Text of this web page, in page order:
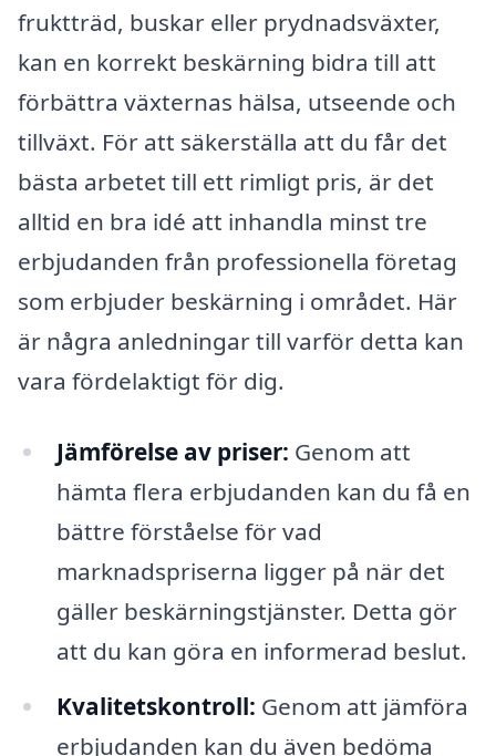
fruktträd, buskar eller prydnadsväxter,
kan en korrekt beskärning bidra till att
förbättra växternas hälsa, utseende och
tillväxt. För att säkerställa att du får det
bästa arbetet till ett rimligt pris, är det
alltid en bra idé att inhandla minst tre
erbjudanden från professionella företag
som erbjuder beskärning i området. Här
är några anledningar till varför detta kan
vara fördelaktigt för dig.
Jämförelse av priser: Genom att
hämta flera erbjudanden kan du få en
bättre förståelse för vad
marknadspriserna ligger på när det
gäller beskärningstjänster. Detta gör
att du kan göra en informerad beslut.
Kvalitetskontroll: Genom att jämföra
erbjudanden kan du även bedöma